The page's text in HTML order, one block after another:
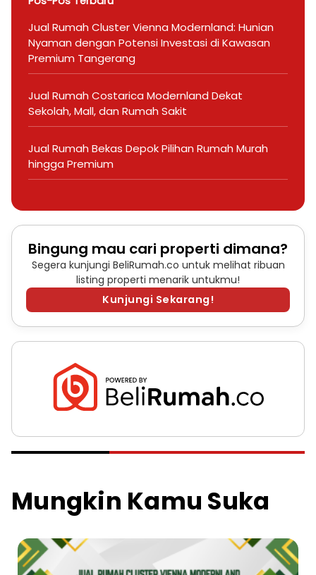
Jual Rumah Cluster Vienna Modernland: Hunian
Nyaman dengan Potensi Investasi di Kawasan
Premium Tangerang
Jual Rumah Costarica Modernland Dekat
Sekolah, Mall, dan Rumah Sakit
Jual Rumah Bekas Depok Pilihan Rumah Murah
hingga Premium
Bingung mau cari properti dimana?
Segera kunjungi BeliRumah.co untuk melihat ribuan
listing properti menarik untukmu!
Kunjungi Sekarang!
Mungkin Kamu Suka